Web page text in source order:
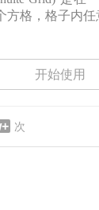
方格，格子内
开始使用
次